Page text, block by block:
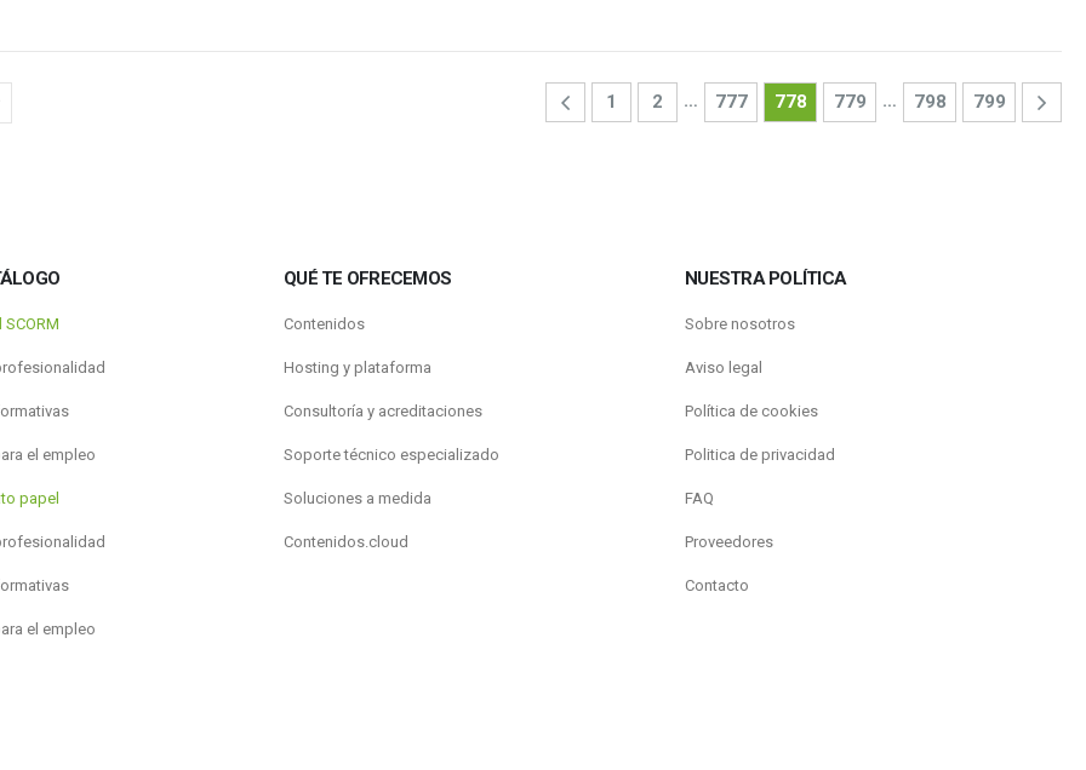
1 2 … 777 778 779 … 798 799
el empleo
papel
el empleo
QUÉ TE OFRECEMOS
Contenidos
Hosting y plataforma
Consultoría y acreditaciones
Soporte técnico especializado
Soluciones a medida
Contenidos.cloud
NUESTRA POLÍTICA
Sobre nosotros
Aviso legal
Política de cookies
Politica de privacidad
FAQ
Proveedores
Contacto